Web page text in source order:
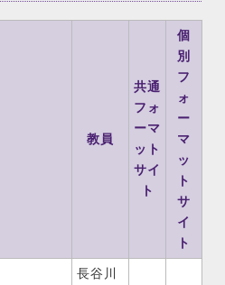
教員
共通
フォ
ーマ
ット
サイ
ト
個
別
フ
ォ
ー
マ
ッ
ト
サ
イ
ト
長谷川